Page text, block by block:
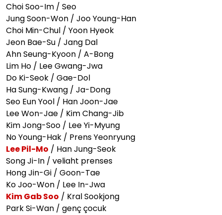
Choi Soo-Im / Seo
Jung Soon-Won / Joo Young-Han
Choi Min-Chul / Yoon Hyeok
Jeon Bae-Su / Jang Dal
Ahn Seung-Kyoon / A-Bong
Lim Ho / Lee Gwang-Jwa
Do Ki-Seok / Gae-Dol
Ha Sung-Kwang / Ja-Dong
Seo Eun Yool / Han Joon-Jae
Lee Won-Jae / Kim Chang-Jib
Kim Jong-Soo / Lee Yi-Myung
No Young-Hak / Prens Yeonryung
Lee Pil-Mo / Han Jung-Seok
Song Ji-In / veliaht prenses
Hong Jin-Gi / Goon-Tae
Ko Joo-Won / Lee In-Jwa
Kim Gab Soo / Kral Sookjong
Park Si-Wan / genç çocuk